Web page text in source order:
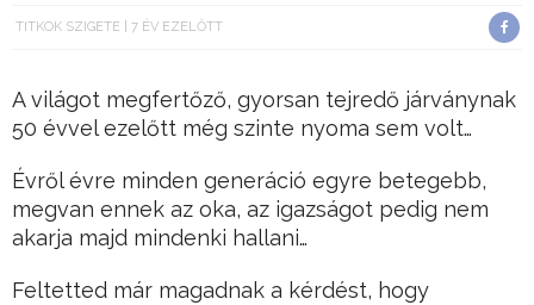
TITKOK SZIGETE 7 ÉV EZELŐTT
A világot megfertőző, gyorsan tejredő járványnak
50 évvel ezelőtt még szinte nyoma sem volt…
Évről évre minden generáció egyre betegebb,
megvan ennek az oka, az igazságot pedig nem
akarja majd mindenki hallani…
Feltetted már magadnak a kérdést, hogy